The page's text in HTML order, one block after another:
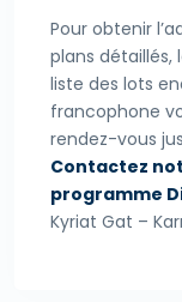
Pour obtenir
plans détaillés,
liste des lots
francophone
rendez-vous
Contactez
programme
Kyriat Gat –